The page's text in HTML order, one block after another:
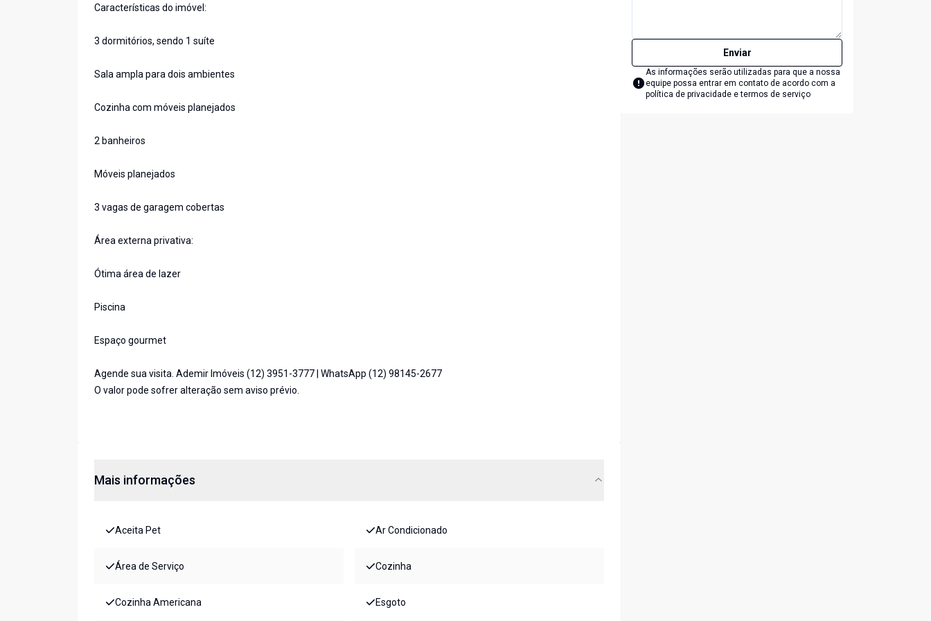
Características do imóvel:
3 dormitórios, sendo 1 suíte
Sala ampla para dois ambientes
Cozinha com móveis planejados
2 banheiros
Móveis planejados
3 vagas de garagem cobertas
Área externa privativa:
Ótima área de lazer
Piscina
Espaço gourmet
Agende sua visita. Ademir Imóveis (12) 3951-3777 | WhatsApp (12) 98145-2677
O valor pode sofrer alteração sem aviso prévio.
Mais informações
Aceita Pet Ar Condicionado
Área de Serviço Cozinha
Cozinha Americana Esgoto
Enviar
As informações serão utilizadas para que a nossa
equipe possa entrar em contato de acordo com a
política de privacidade e termos de serviço